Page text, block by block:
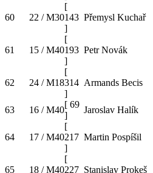
60 22 / M30
[
143
]
Přemysl Kuchař
61 15 / M40
[
193
]
Petr Novák
62 24 / M18
[
314
]
Armands Becis
63 16 / M40
[ 69
]
Jaroslav Halík
64 17 / M40
[
217
]
Martin Pospíšil
65 18 / M40
[
227 Stanislav Prokeš